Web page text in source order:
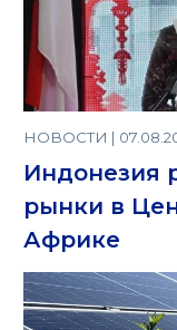
НОВОСТИ |
Индонезия
рынки в
Африке